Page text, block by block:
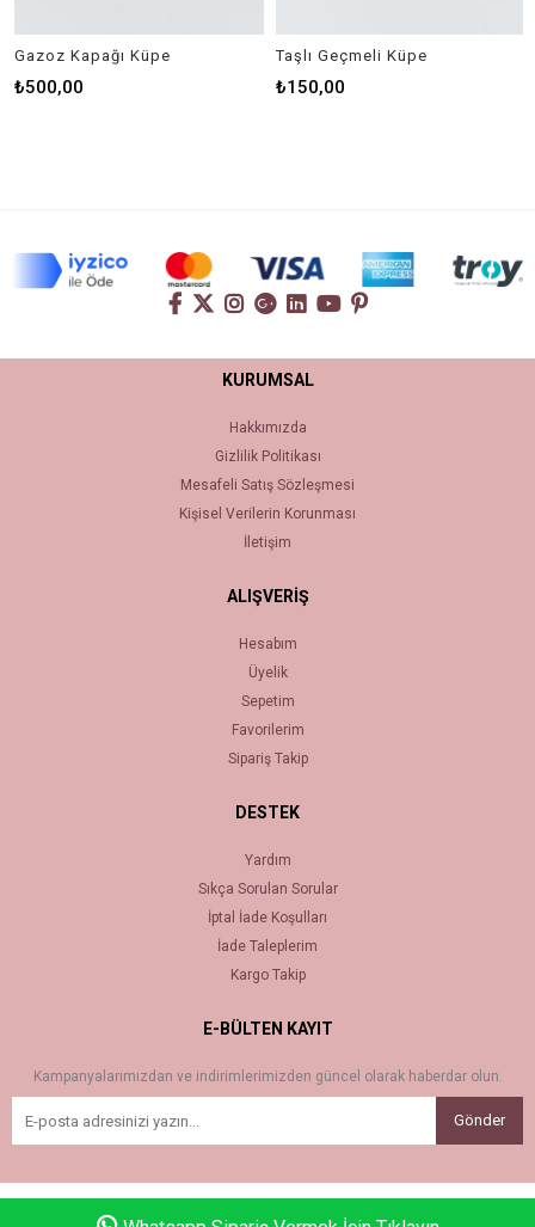
Gazoz Kapağı Küpe
₺500,00
Taşlı Geçmeli Küpe
₺150,00
KURUMSAL
Hakkımızda
Gizlilik Politikası
Mesafeli Satış Sözleşmesi
Kişisel Verilerin Korunması
İletişim
ALIŞVERİŞ
Hesabım
Üyelik
Sepetim
Favorilerim
Sipariş Takip
DESTEK
Yardım
Sıkça Sorulan Sorular
İptal İade Koşulları
İade Taleplerim
Kargo Takip
E-BÜLTEN KAYIT
Kampanyalarımızdan ve indirimlerimizden güncel olarak haberdar olun.
Gönder